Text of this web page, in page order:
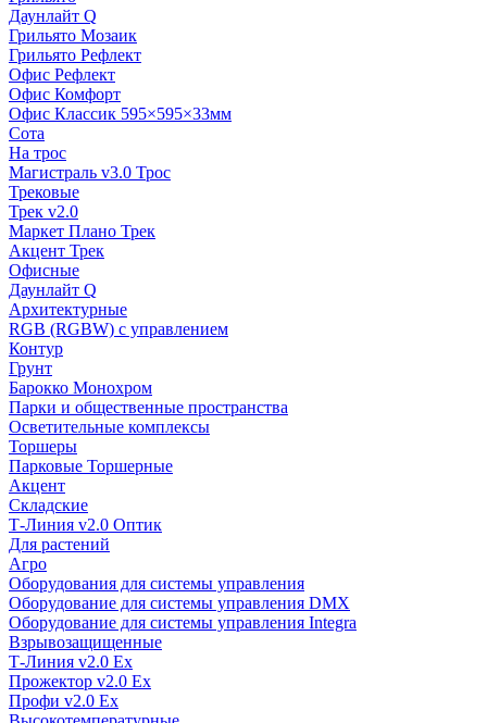
Даунлайт Q
Грильято Мозаик
Грильято Рефлект
Офис Рефлект
Офис Комфорт
Офис Классик 595×595×33мм
Сота
На трос
Магистраль v3.0 Трос
Трековые
Трек v2.0
Маркет Плано Трек
Акцент Трек
Офисные
Даунлайт Q
Архитектурные
RGB (RGBW) с управлением
Контур
Грунт
Барокко Монохром
Парки и общественные пространства
Осветительные комплексы
Торшеры
Парковые Торшерные
Акцент
Складские
Т-Линия v2.0 Оптик
Для растений
Агро
Оборудования для системы управления
Оборудование для системы управления DMX
Оборудование для системы управления Integra
Взрывозащищенные
Т-Линия v2.0 Ex
Прожектор v2.0 Ex
Профи v2.0 Ex